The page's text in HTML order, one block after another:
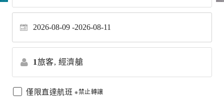
2026-08-09 2026-08-11
1旅客, 經濟艙
僅限直達航班 ※禁止轉讓